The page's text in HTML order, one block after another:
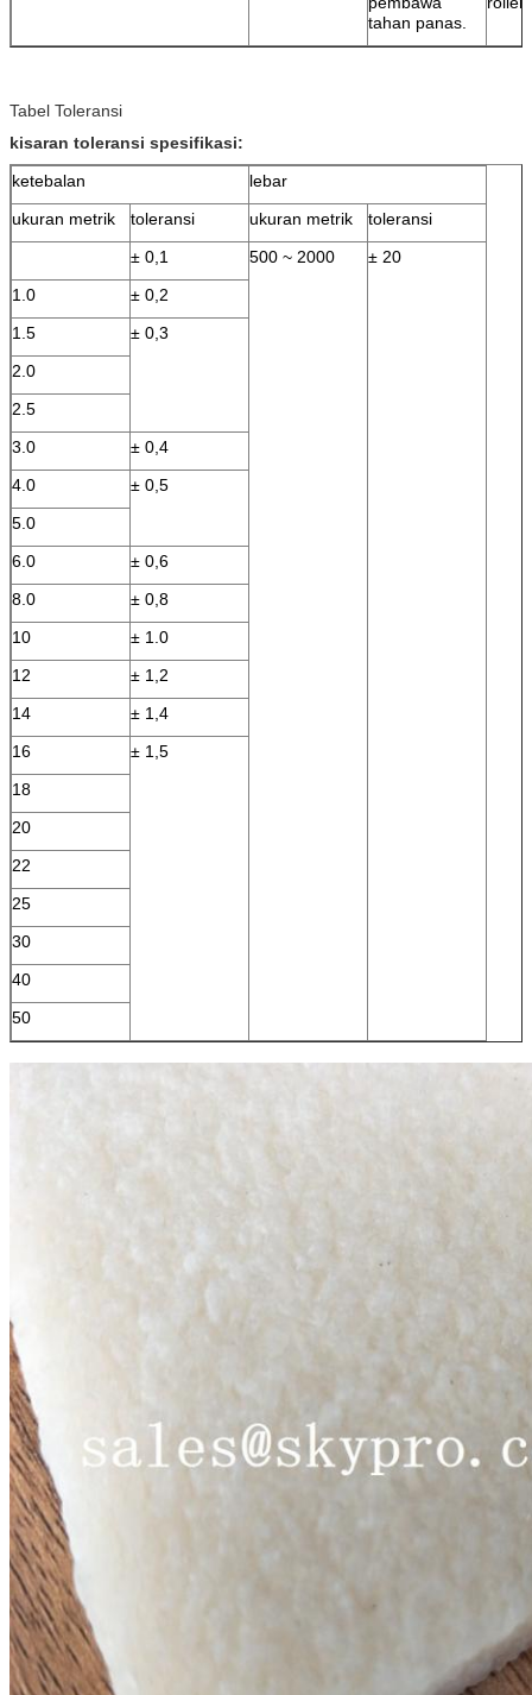
Kami akan segera menghubungi
tahan panas.
Tabel Toleransi
kisaran toleransi spesifikasi:
ketebalan
lebar
ukuran metrik
toleransi ukuran metrik
toleransi
± 0,1
500 ~ 2000
± 20
1.0
± 0,2
1.5
± 0,3
2.0
2.5
3.0
± 0,4
4.0
± 0,5
5.0
6.0
± 0,6
8.0
± 0,8
10
± 1.0
12
± 1,2
14
± 1,4
16
± 1,5
18
20
22
25
30
40
50